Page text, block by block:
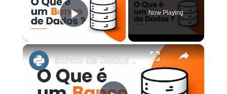
Play Video
Now Playing
×
Banco de Dados para Iniciantes #1 | O Que é um Banco de Dados ?